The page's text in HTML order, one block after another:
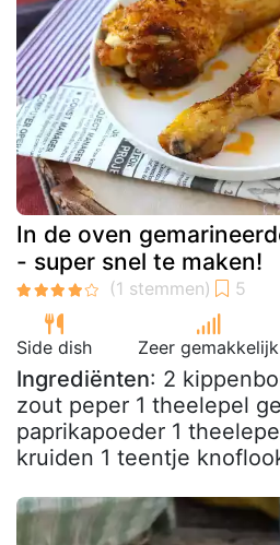
In de oven
- super snel te maken!
Side dish Zeer gemakkelijk
Ingrediënten: 2
zout peper 1 theelepel
paprikapoeder 1
kruiden 1 teentje